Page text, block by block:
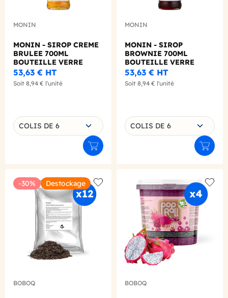
MONIN
MONIN - SIROP CREME
BRULEE 700ML
BOUTEILLE VERRE
53,63 € HT
Soit 8,94 € l'unité
Choisissez une déclinaison
COLIS DE 6
Ajouter au panier
MONIN
MONIN - SIROP
BROWNIE 700ML
BOUTEILLE VERRE
53,63 € HT
Soit 8,94 € l'unité
Choisissez une déclinaison
COLIS DE 6
-30% Destockage
Add to wishlist
BOBOQ
Add
BOBOQ